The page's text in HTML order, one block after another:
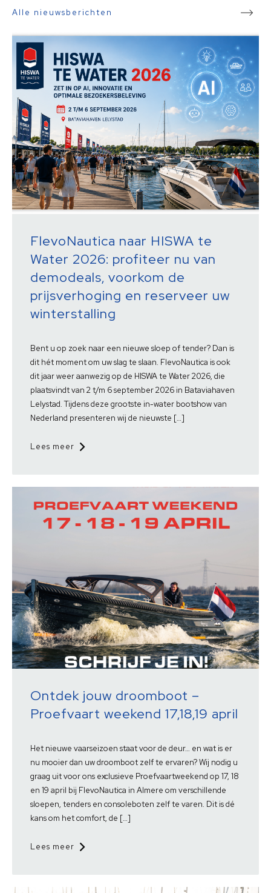
Alle nieuwsberichten
FlevoNautica naar HISWA te
Water 2026: profiteer nu van
demodeals, voorkom de
prijsverhoging en reserveer uw
winterstalling
Bent u op zoek naar een nieuwe sloep of tender? Dan is
dit hét moment om uw slag te slaan. FlevoNautica is ook
dit jaar weer aanwezig op de HISWA te Water 2026, die
plaatsvindt van 2 t/m 6 september 2026 in Bataviahaven
Lelystad. Tijdens deze grootste in-water bootshow van
Nederland presenteren wij de nieuwste […]
Lees meer
Ontdek jouw droomboot –
Proefvaart weekend 17,18,19 april
Het nieuwe vaarseizoen staat voor de deur… en wat is er
nu mooier dan uw droomboot zelf te ervaren? Wij nodig u
graag uit voor ons exclusieve Proefvaartweekend op 17, 18
en 19 april bij FlevoNautica in Almere om verschillende
sloepen, tenders en consoleboten zelf te varen. Dit is dé
kans om het comfort, de […]
Lees meer